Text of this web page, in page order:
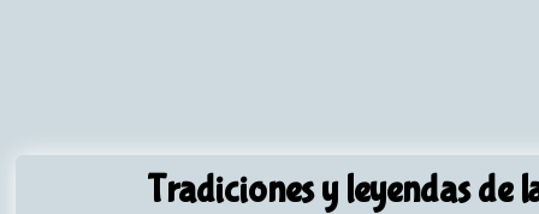
Tradiciones y leyendas de